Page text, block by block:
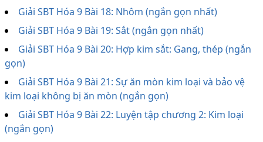
Giải SBT Hóa 9 Bài 18: Nhôm (ngắn gọn nhất)
Giải SBT Hóa 9 Bài 19: Sắt (ngắn gọn nhất)
Giải SBT Hóa 9 Bài 20: Hợp kim sắt: Gang, thép (ngắn
gọn)
Giải SBT Hóa 9 Bài 21: Sự ăn mòn kim loại và bảo vệ
kim loại không bị ăn mòn (ngắn gọn)
Giải SBT Hóa 9 Bài 22: Luyện tập chương 2: Kim loại
(ngắn gọn)